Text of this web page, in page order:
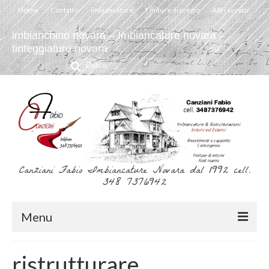
Home Contatto imbiancature Finiture di pregio Altri servizi
imbianchino novara – Imbiancature novara –
tinteggiature novara
Cerca:
Canziani Fabio Imbiancature Novara dal 1992 cell.
348 7376942
Menu